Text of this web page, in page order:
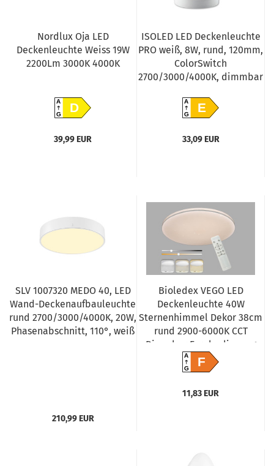
Nordlux Oja LED
Deckenleuchte Weiss 19W
2200Lm 3000K 4000K
A
GD
39,99 EUR
ISOLED LED Deckenleuchte
PRO weiß, 8W, rund, 120mm,
ColorSwitch
2700/3000/4000K, dimmbar
A
GE
33,09 EUR
SLV 1007320 MEDO 40, LED
Wand-Deckenaufbauleuchte
rund 2700/3000/4000K, 20W,
Phasenabschnitt, 110°, weiß
210,99 EUR
Bioledex VEGO LED
Deckenleuchte 40W
Sternenhimmel Dekor 38cm
rund 2900-6000K CCT
Dimmbar Fernbedienung
A
GF
11,83 EUR